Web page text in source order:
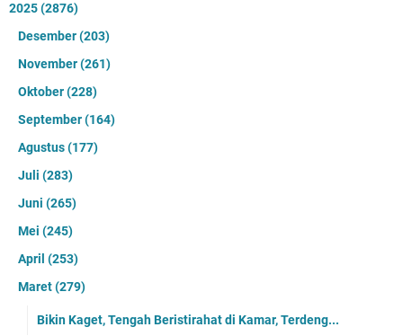
2025(2876)
Desember(203)
November(261)
Oktober(228)
September(164)
Agustus(177)
Juli (283)
Juni (265)
Mei (245)
April (253)
Maret(279)
Bikin Kaget, Tengah Beristirahat di Kamar, Terdeng...